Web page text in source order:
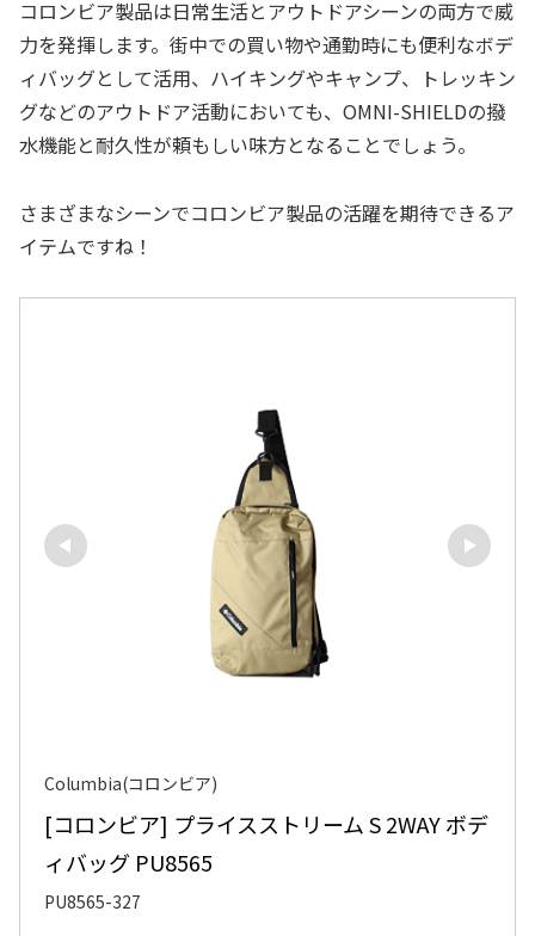
コロンビア製品は日常生活とアウトドアシーンの両方で威
力を発揮します。街中での買い物や通勤時にも便利なボデ
ィバッグとして活用、ハイキングやキャンプ、トレッキン
グなどのアウトドア活動においても、OMNI-SHIELDの撥
水機能と耐久性が頼もしい味方となることでしょう。
さまざまなシーンでコロンビア製品の活躍を期待できるア
イテムですね！
Columbia(コロンビア)
[コロンビア] プライスストリーム S 2WAY ボデ
ィバッグ PU8565
PU8565-327